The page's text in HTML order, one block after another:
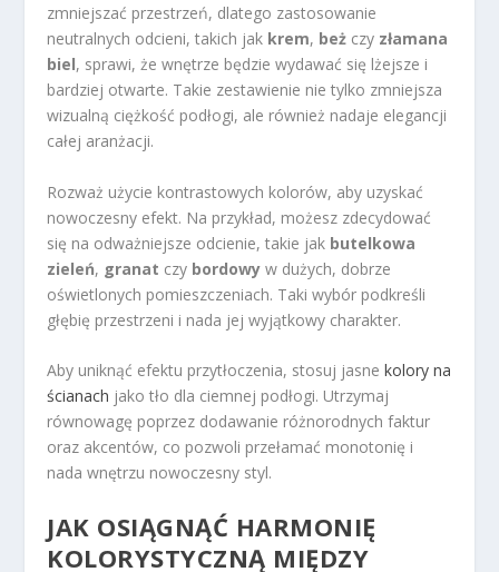
zmniejszać przestrzeń, dlatego zastosowanie
neutralnych odcieni, takich jak krem, beż czy złamana
biel, sprawi, że wnętrze będzie wydawać się lżejsze i
bardziej otwarte. Takie zestawienie nie tylko zmniejsza
wizualną ciężkość podłogi, ale również nadaje elegancji
całej aranżacji.
Rozważ użycie kontrastowych kolorów, aby uzyskać
nowoczesny efekt. Na przykład, możesz zdecydować
się na odważniejsze odcienie, takie jak butelkowa
zieleń, granat czy bordowy w dużych, dobrze
oświetlonych pomieszczeniach. Taki wybór podkreśli
głębię przestrzeni i nada jej wyjątkowy charakter.
Aby uniknąć efektu przytłoczenia, stosuj jasnekolory na
ścianach jako tło dla ciemnej podłogi. Utrzymaj
równowagę poprzez dodawanie różnorodnych faktur
oraz akcentów, co pozwoli przełamać monotonię i
nada wnętrzu nowoczesny styl.
JAK OSIĄGNĄĆ HARMONIĘ
KOLORYSTYCZNĄ MIĘDZY